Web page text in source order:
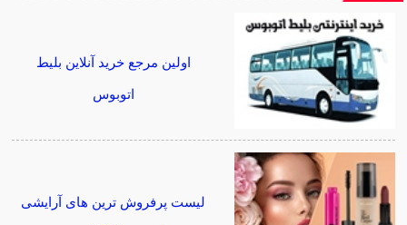
اولین مرجع خرید آنلاین بلیط
اتوبوس
لیست پرفروش ترین های آرایشی